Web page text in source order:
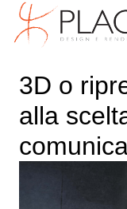
3D o
alla